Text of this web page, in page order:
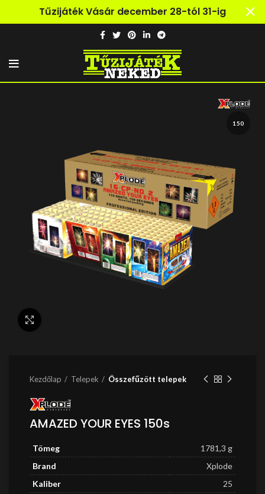
150
Kezdőlap Telepek Összefűzött telepek
AMAZED YOUR EYES 150s
Tömeg
1781,3 g
Brand
Xplode
Kaliber
25
Tűzijáték Vásár december 28-tól 31-ig